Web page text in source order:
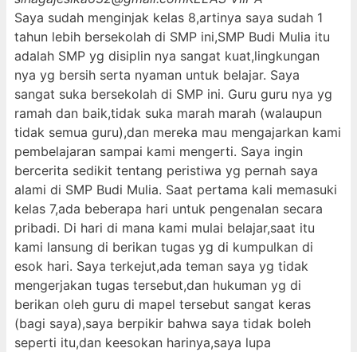
Saya sudah menginjak kelas 8,artinya saya sudah 1
tahun lebih bersekolah di SMP ini,SMP Budi Mulia itu
adalah SMP yg disiplin nya sangat kuat,lingkungan
nya yg bersih serta nyaman untuk belajar. Saya
sangat suka bersekolah di SMP ini. Guru guru nya yg
ramah dan baik,tidak suka marah marah (walaupun
tidak semua guru),dan mereka mau mengajarkan kami
pembelajaran sampai kami mengerti. Saya ingin
bercerita sedikit tentang peristiwa yg pernah saya
alami di SMP Budi Mulia. Saat pertama kali memasuki
kelas 7,ada beberapa hari untuk pengenalan secara
pribadi. Di hari di mana kami mulai belajar,saat itu
kami lansung di berikan tugas yg di kumpulkan di
esok hari. Saya terkejut,ada teman saya yg tidak
mengerjakan tugas tersebut,dan hukuman yg di
berikan oleh guru di mapel tersebut sangat keras
(bagi saya),saya berpikir bahwa saya tidak boleh
seperti itu,dan keesokan harinya,saya lupa